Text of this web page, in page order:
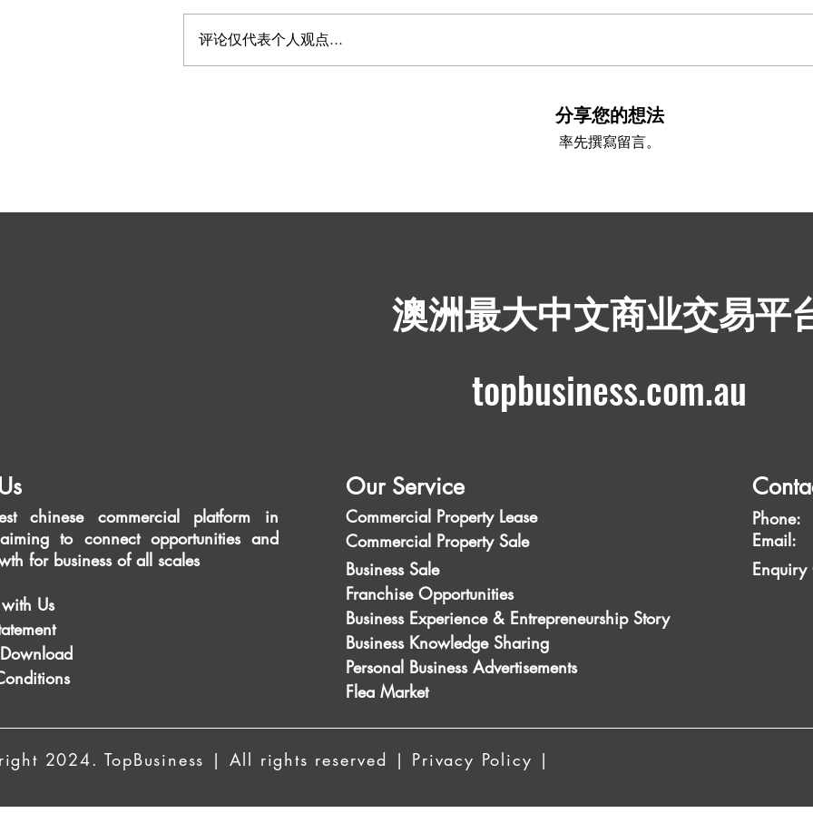
评论仅代表个人观点...
分享您的想法
率先撰寫留言。
澳洲最大中文商业交易平
topbusiness.com.au
chinese commercial platform in
to connect opportunities and
for business of all scales
Us
Our Service
Commercial Property Lease
Commercial Property Sale
Business Sale
Franchise Opportunities
Business Experience & Entrepreneurship Story
Business Knowledge Sharing
Personal Business Advertisements
Flea Market
2024. TopBusiness | All rights reserved | Privacy Policy |